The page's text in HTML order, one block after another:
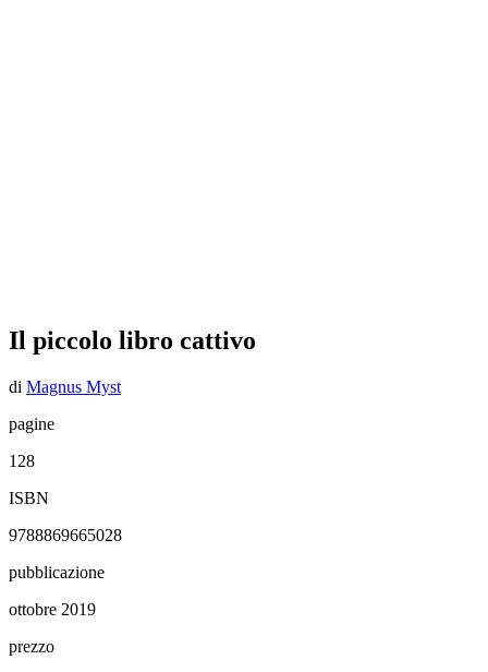
Il piccolo libro cattivo
di Magnus Myst
pagine
128
ISBN
9788869665028
pubblicazione
ottobre 2019
prezzo